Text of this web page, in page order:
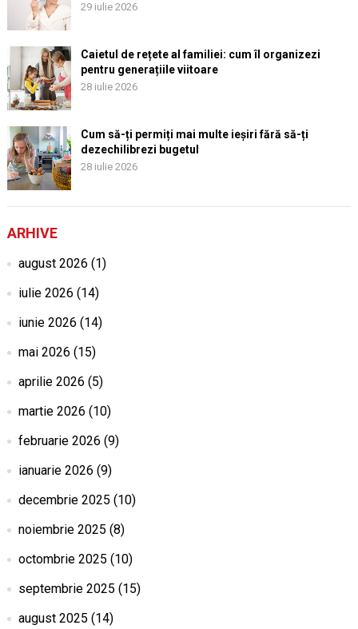
29 iulie 2026
Caietul de rețete al familiei: cum îl organizezi
pentru generațiile viitoare
28 iulie 2026
Cum să-ți permiți mai multe ieșiri fără să-ți
dezechilibrezi bugetul
28 iulie 2026
ARHIVE
august 2026 (1)
iulie 2026 (14)
iunie 2026 (14)
mai 2026 (15)
aprilie 2026 (5)
martie 2026 (10)
februarie 2026 (9)
ianuarie 2026 (9)
decembrie 2025 (10)
noiembrie 2025 (8)
octombrie 2025 (10)
septembrie 2025 (15)
august 2025 (14)